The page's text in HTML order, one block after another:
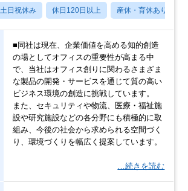
土日祝休み 休日120日以上 産休・育休あり
■同社は現在、企業価値を高める知的創造
の場としてオフィスの重要性が高まる中
で、当社はオフィス創りに関わるさまざま
な製品の開発・サービスを通じて質の高い
ビジネス環境の創造に挑戦しています。
また、セキュリティや物流、医療・福祉施
設や研究施設などの各分野にも積極的に取
組み、今後の社会から求められる空間づく
り、環境づくりを幅広く提案しています。
…続きを読む